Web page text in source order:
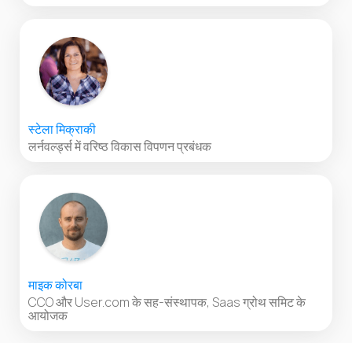
स्टेला मिक्राकी
लर्नवर्ल्ड्स में वरिष्ठ विकास विपणन प्रबंधक
माइक कोरबा
CCO और User.com के सह-संस्थापक, Saas ग्रोथ समिट के
आयोजक